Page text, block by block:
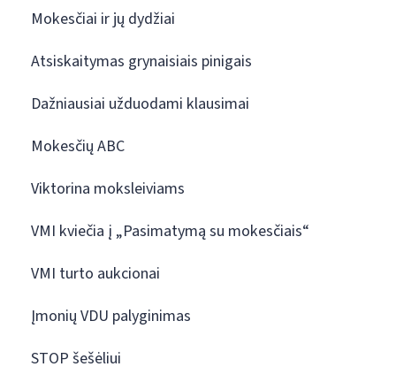
Mokesčiai ir jų dydžiai
Atsiskaitymas grynaisiais pinigais
Dažniausiai užduodami klausimai
Mokesčių ABC
Viktorina moksleiviams
VMI kviečia į „Pasimatymą su mokesčiais“
VMI turto aukcionai
Įmonių VDU palyginimas
STOP šešėliui